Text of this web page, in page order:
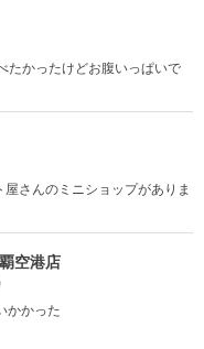
たかったけどお腹いっぱいで
さんのミニショップがありま
空港店
かかった